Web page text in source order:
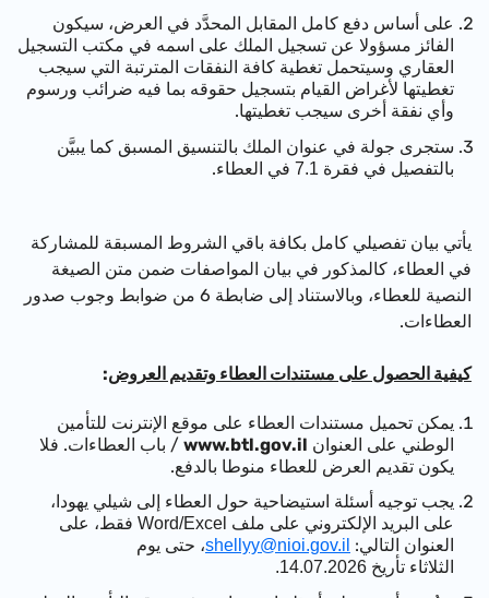
على أساس دفع كامل المقابل المحدَّد في العرض، سيكون
الفائز مسؤولا عن تسجيل الملك على اسمه في مكتب التسجيل
العقاري وسيتحمل تغطية كافة النفقات المترتبة التي سيجب
تغطيتها لأغراض القيام بتسجيل حقوقه بما فيه ضرائب ورسوم
وأي نفقة أخرى سيجب تغطيتها.
ستجرى جولة في عنوان الملك بالتنسيق المسبق كما يبيَّن
بالتفصيل في فقرة 7.1في العطاء.
يأتي بيان تفصيلي كامل بكافة باقي الشروط المسبقة للمشاركة
في العطاء، كالمذكور في بيان المواصفات ضمن متن الصيغة
النصية للعطاء، وبالاستناد إلى ضابطة 6 من ضوابط وجوب صدور
العطاءات.
كيفية الحصول على مستندات العطاء وتقديم العروض:
يمكن تحميل مستندات العطاء على موقع الإنترنت للتأمين
الوطني على العنوانwww.btl.gov.il/ باب العطاءات. فلا
يكون تقديم العرض للعطاء منوطا بالدفع.
يجب توجيه أسئلة استيضاحية حول العطاء إلى شيلي يهودا،
على البريد الإلكتروني على ملفWord/Excelفقط، على
العنوان التالي: shellyy@nioi.gov.il، حتى يوم
الثلاثاء تأريخ14.07.2026
.